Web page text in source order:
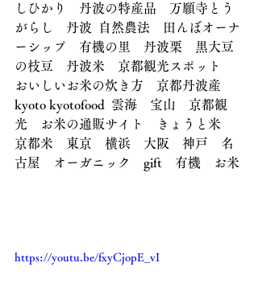
しひかり　丹波の特産品　万願寺とう
がらし　丹波  自然農法　田んぼオーナ
ーシップ　有機の里　丹波栗　黒大豆
の枝豆　丹波米　京都観光スポット
おいしいお米の炊き方　京都丹波産
kyoto kyotofood  雲海　宝山　京都観
光　お米の通販サイト　きょうと米
京都米　東京　横浜　大阪　神戸　名
古屋　オーガニック　gift　有機　お米
https://youtu.be/fxyCjopE_vI